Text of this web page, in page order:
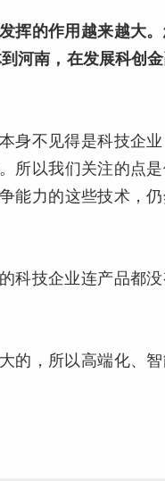
挥的作用越来越大。
河南，在发展科创金
身不见得是科技企
所以我们关注的点
能力的这些技术，
科技企业连产品都
的，所以高端化、